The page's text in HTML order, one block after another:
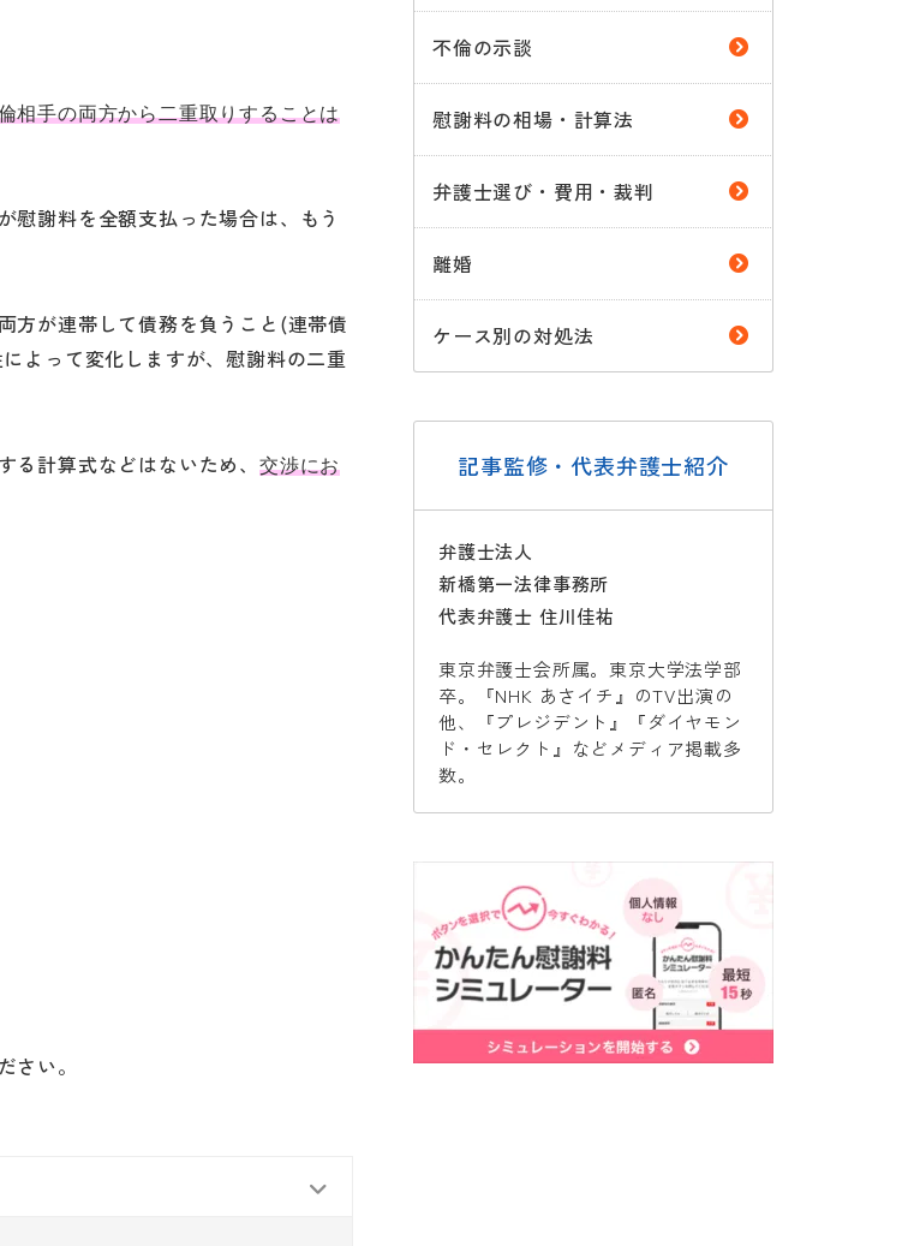
相手の両方から二重取りすることは
慰謝料を全額支払った場合は、もう
方が連帯して債務を負うこと(連帯債
よって変化しますが、慰謝料の二重
計算式などはないため、
交渉にお
い。
不倫の示談
慰謝料の相場・計算法
弁護士選び・費用・裁判
離婚
ケース別の対処法
記事監修・代表弁護士紹介
弁護士法人
新橋第一法律事務所
代表弁護士 住川佳祐
東京弁護士会所属。東京大学法学部
卒。『NHK あさイチ』のTV出演の
他、『プレジデント』『ダイヤモン
ド・セレクト』などメディア掲載多
数。